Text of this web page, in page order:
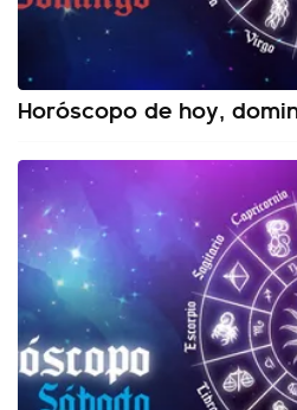
Horóscopo de hoy,